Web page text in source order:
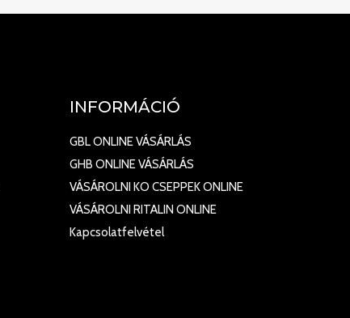
INFORMÁCIÓ
GBL ONLINE VÁSÁRLÁS
GHB ONLINE VÁSÁRLÁS
VÁSÁROLNI KO CSEPPEK ONLINE
VÁSÁROLNI RITALIN ONLINE
Kapcsolatfelvétel